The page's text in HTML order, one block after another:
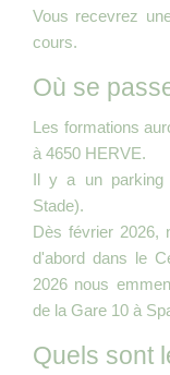
Vous recevrez
cours.
Où se
Les formations
à 4650 HERVE.
Il y a un parking
Stade).
Dès février 2026,
d'abord dans le
2026 nous
de la Gare 10 à
Quels sont